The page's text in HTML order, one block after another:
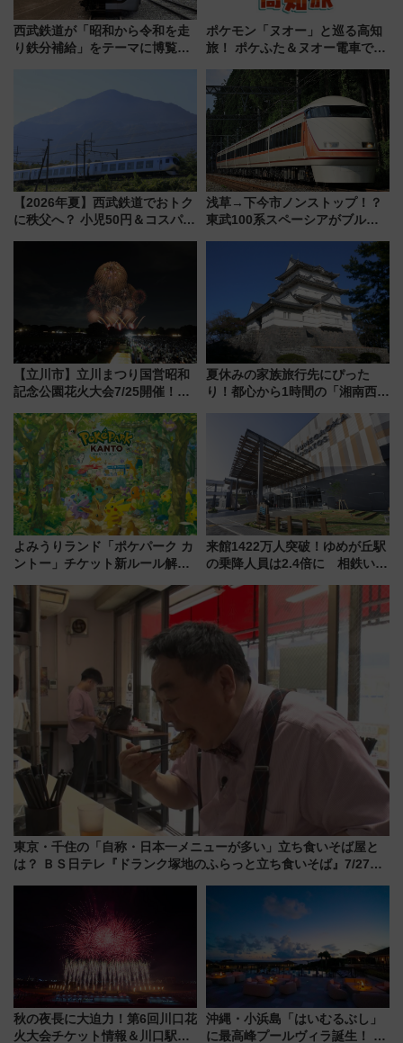
西武鉄道が「昭和から令和を走
り鉄分補給」をテーマに博覧会
を解説
ポケモン「ヌオー」と巡る高知
旅！ ポケふた＆ヌオー電車で楽
路の絶景と絶品グルメを満喫！
（7月18日スタート）
【2026年夏】西武鉄道でおトク
に秩父へ？ 小児50円＆コスパ最
検や特急ラビューも
浅草→下今市ノンストップ！？
東武100系スペーシアがブルー
ー当時の停車駅」を再現 運転
時刻や特急券の買い方を紹介
【立川市】立川まつり国営昭和
記念公園花火大会7/25開催！
混雑に要注意、その理由は
夏休みの家族旅行先にぴった
り！都心から1時間の「湘南西エ
島とは異なる魅力を持つ今夏の
注目スポット
よみうりランド「ポケパーク カ
ントー」チケット新ルール解
本人確認が11月スタート
来館1422万人突破！ゆめが丘駅
の乗降人員は2.4倍に 相鉄いず
年祭にそうにゃん＆DB.スター
東京・千住の「自称・日本一メニューが多い」立ち食いそば屋と
は？ ＢＳ日テレ『ドランク塚地のふらっと立ち食いそば』7/27夜
秋の夜長に大迫力！第6回川口花
火大会チケット情報＆川口駅か
沖縄・小浜島「はいむるぶし」
に最高峰プールヴィラ誕生！ 石